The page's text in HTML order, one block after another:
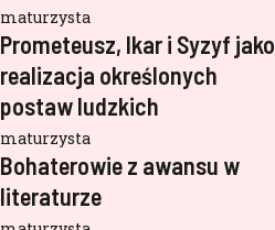
maturzysta
Prometeusz, Ikar i Syzyf jako
realizacja określonych
postaw ludzkich
maturzysta
Bohaterowie z awansu w
literaturze